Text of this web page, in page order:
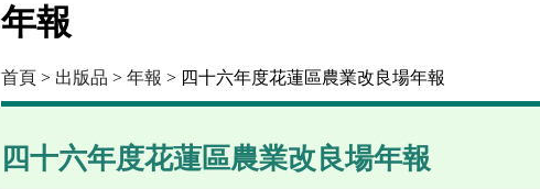
年報
首頁 > 出版品 > 年報 > 四十六年度花蓮區農業改良場年報
四十六年度花蓮區農業改良場年報